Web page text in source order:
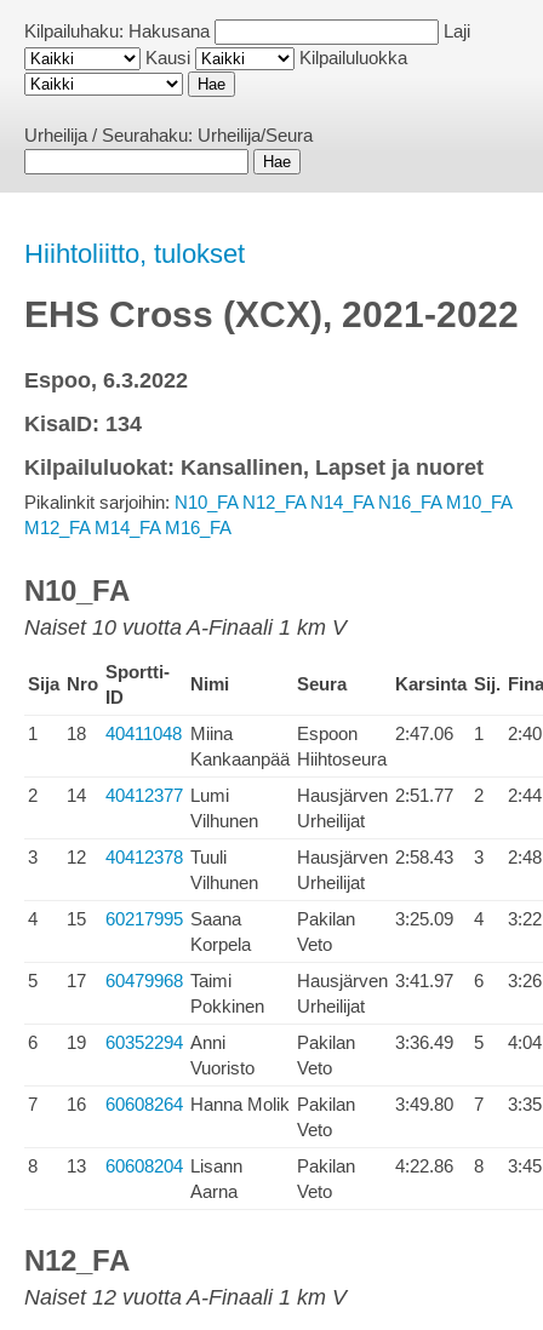
Kilpailuhaku: Hakusana
Laji
Kausi
Kilpailuluokka
Urheilija / Seurahaku: Urheilija/Seura
Hiihtoliitto, tulokset
EHS Cross (XCX), 2021-2022
Espoo, 6.3.2022
KisaID: 134
Kilpailuluokat: Kansallinen, Lapset ja nuoret
Pikalinkit sarjoihin: N10_FA N12_FA N14_FA N16_FA M10_FA
M12_FA M14_FA M16_FA
N10_FA
Naiset 10 vuotta A-Finaali 1 km V
Sija Nro
Sportti-
ID
Nimi Seura Karsinta Sij.
1 18 40411048 Miina
Kankaanpää
Espoon
Hiihtoseura
2:47.06 1
2 14 40412377 Lumi
Vilhunen
Hausjärven
Urheilijat
2:51.77 2
3 12 40412378 Tuuli
Vilhunen
Hausjärven
Urheilijat
2:58.43 3
4 15 60217995 Saana
Korpela
Pakilan
Veto
3:25.09 4
5 17 60479968 Taimi
Pokkinen
Hausjärven
Urheilijat
3:41.97 6
6 19 60352294 Anni
Vuoristo
Pakilan
Veto
3:36.49 5
7 16 60608264 Hanna Molik Pakilan
Veto
3:49.80 7
8 13 60608204 Lisann
Aarna
Pakilan
Veto
4:22.86 8
N12_FA
Naiset 12 vuotta A-Finaali 1 km V